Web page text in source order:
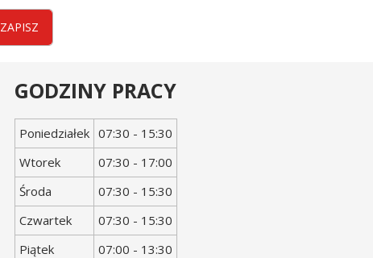
ZAPISZ
GODZINY PRACY
Dzień
tygodnia
Godziny
otwarcia
Poniedziałek 07:30 - 15:30
Wtorek
07:30 - 17:00
Środa
07:30 - 15:30
Czwartek
07:30 - 15:30
Piątek
07:00 - 13:30